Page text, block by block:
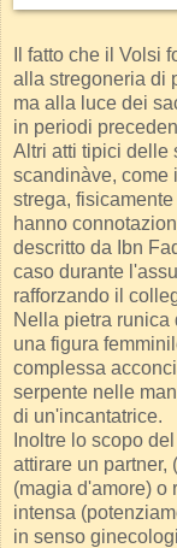
Il fatto che il Volsi
alla stregoneria di
ma alla luce dei
in periodi
Altri atti tipici delle
scandinàve, come
strega,
hanno
descritto da Ibn
caso durante
rafforzando il
Nella pietra runica
una figura
complessa
serpente nelle
di un'incantatrice.
Inoltre lo scopo
attirare un
(magia d'amore) o
intensa
in senso